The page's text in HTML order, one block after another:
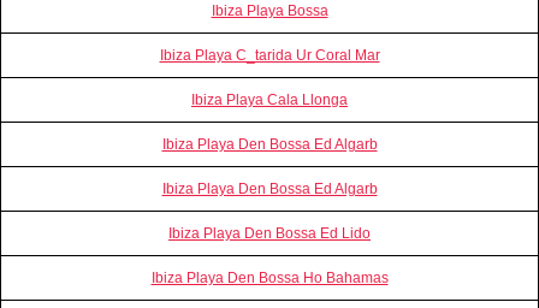
Ibiza Playa Bossa
Ibiza Playa C_tarida Ur Coral Mar
Ibiza Playa Cala Llonga
Ibiza Playa Den Bossa Ed Algarb
Ibiza Playa Den Bossa Ed Algarb
Ibiza Playa Den Bossa Ed Lido
Ibiza Playa Den Bossa Ho Bahamas